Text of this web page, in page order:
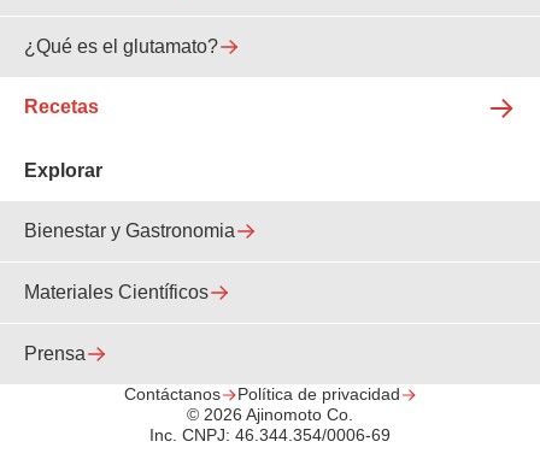
¿Qué es el glutamato?
Recetas
Explorar
Bienestar y Gastronomia
Materiales Científicos
Prensa
Contáctanos
Política de privacidad
© 2026 Ajinomoto Co.
Inc. CNPJ: 46.344.354/0006-69